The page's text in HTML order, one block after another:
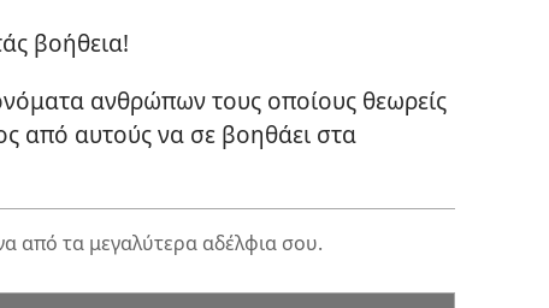
βοήθεια!
ανθρώπων τους οποίους θεωρείς
από αυτούς να σε βοηθάει στα
από τα μεγαλύτερα αδέλφια σου.